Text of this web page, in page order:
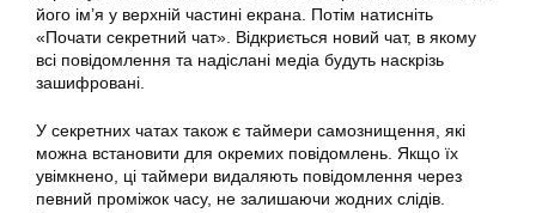
його ім’я у верхній частині екрана. Потім натисніть
«Почати секретний чат». Відкриється новий чат, в якому
всі повідомлення та надіслані медіа будуть наскрізь
зашифровані.
У секретних чатах також є таймери самознищення, які
можна встановити для окремих повідомлень. Якщо їх
увімкнено, ці таймери видаляють повідомлення через
певний проміжок часу, не залишаючи жодних слідів.